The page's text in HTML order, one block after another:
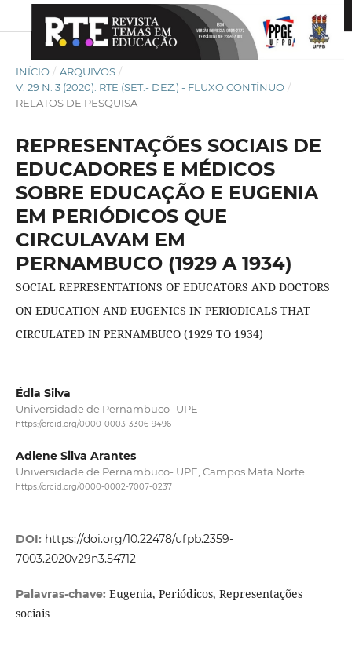
INÍCIO / ARQUIVOS /
V. 29 N. 3 (2020): RTE (SET.- DEZ.) - FLUXO CONTÍNUO /
RELATOS DE PESQUISA
REPRESENTAÇÕES SOCIAIS DE
EDUCADORES E MÉDICOS
SOBRE EDUCAÇÃO E EUGENIA
EM PERIÓDICOS QUE
CIRCULAVAM EM
PERNAMBUCO (1929 A 1934)
SOCIAL REPRESENTATIONS OF EDUCATORS AND DOCTORS
ON EDUCATION AND EUGENICS IN PERIODICALS THAT
CIRCULATED IN PERNAMBUCO (1929 TO 1934)
Édla Silva
Universidade de Pernambuco- UPE
https://orcid.org/0000-0003-3306-9496
Adlene Silva Arantes
Universidade de Pernambuco- UPE, Campos Mata Norte
https://orcid.org/0000-0002-7007-0237
DOI: https://doi.org/10.22478/ufpb.2359-
7003.2020v29n3.54712
Palavras-chave: Eugenia, Periódicos, Representações
sociais